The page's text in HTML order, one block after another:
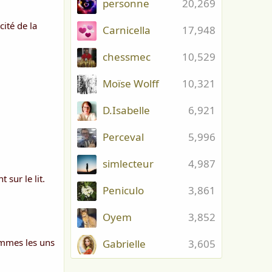
de la
sur le lit.
les uns
20,269
personne
17,948
Carnicella
10,529
chessmec
10,321
Moïse Wolff
6,921
D.Isabelle
5,996
Perceval
4,987
simlecteur
3,861
Peniculo
3,852
Oyem
3,605
Gabrielle